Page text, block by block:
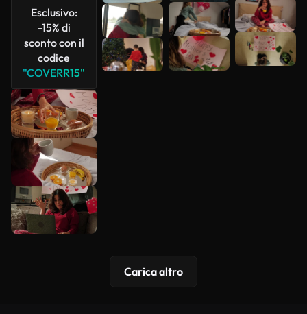
Esclusivo:
-15% di
sconto con il
codice
"COVERR15"
Carica altro